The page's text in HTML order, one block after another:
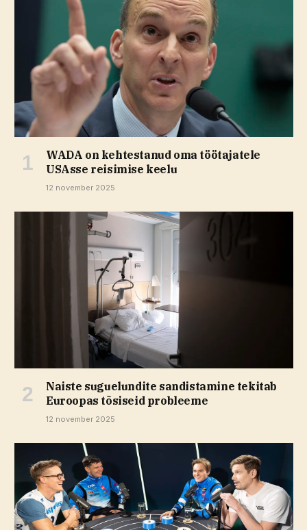
WADA on kehtestanud oma töötajatele
USAsse reisimise keelu
12 november 2025
Naiste suguelundite sandistamine tekitab
Euroopas tõsiseid probleeme
12 november 2025